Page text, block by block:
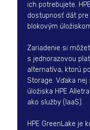
ich potrebujete.
dostupnosť dát
blokovým
Zariadenie si
s jednorazovou
alternatíva, ktorú
Storage. Vďaka
úložiska HPE
ako služby (IaaS).
HPE GreenLake je